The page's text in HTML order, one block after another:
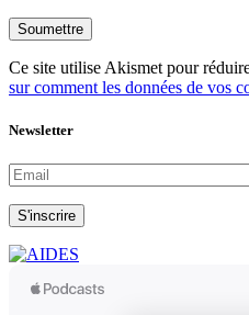
Soumettre
Ce site utilise Akismet pour
sur comment les données de vos
Newsletter
S'inscrire